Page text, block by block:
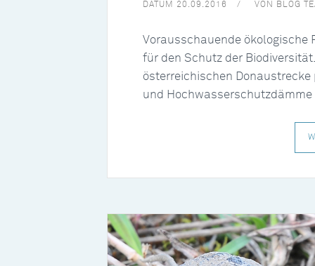
DATUM 20.09.2016 VON BLOG
Vorausschauende ökologische
für den Schutz der
österreichischen
und